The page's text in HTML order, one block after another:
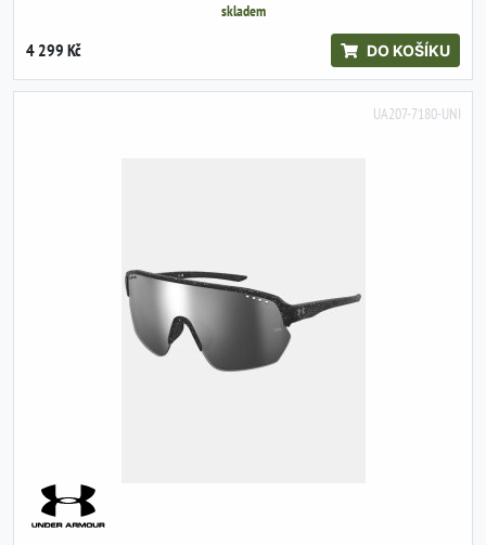
skladem
4 299 Kč DO KOŠÍKU
UA207-7180-UNI